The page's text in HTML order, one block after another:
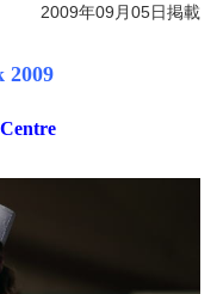
2009年09月05日掲載
2009